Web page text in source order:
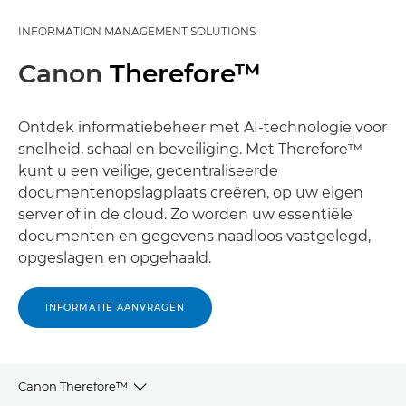
INFORMATION MANAGEMENT SOLUTIONS
Canon Therefore™
Ontdek informatiebeheer met AI-technologie voor
snelheid, schaal en beveiliging. Met Therefore™
kunt u een veilige, gecentraliseerde
documentenopslagplaats creëren, op uw eigen
server of in de cloud. Zo worden uw essentiële
documenten en gegevens naadloos vastgelegd,
opgeslagen en opgehaald.
INFORMATIE AANVRAGEN
Canon Therefore™